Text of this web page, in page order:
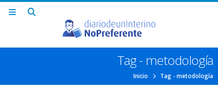
Tag - metodología
Inicio Tag - metodología